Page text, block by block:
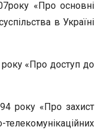
«Про основні
в Україні
року «Про доступ до
року «Про захист